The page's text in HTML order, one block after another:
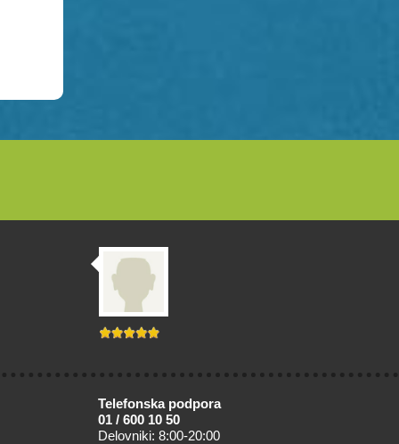
Telefonska podpora
01 / 600 10 50
Delovniki: 8:00-20:00